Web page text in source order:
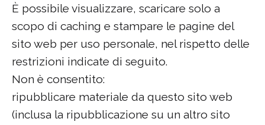
È possibile visualizzare, scaricare solo a
scopo di caching e stampare le pagine del
sito web per uso personale, nel rispetto delle
restrizioni indicate di seguito.
Non è consentito:
ripubblicare materiale da questo sito web
(inclusa la ripubblicazione su un altro sito